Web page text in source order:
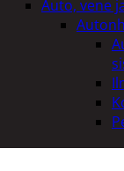
Auto, vene